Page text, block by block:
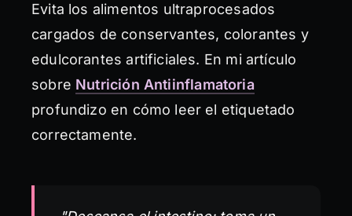
Evita los alimentos ultraprocesados
cargados de conservantes, colorantes y
edulcorantes artificiales. En mi artículo
sobre Nutrición Antiinflamatoria
profundizo en cómo leer el etiquetado
correctamente.